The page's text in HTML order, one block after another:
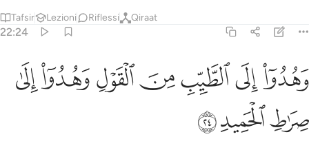
Tafsir Lezioni Riflessi Qiraat
22:24
وهدوا الى الطيب من القول وهدوا الى صراط الحميد ٢٤
وَهُدُوٓا۟ إِلَى ٱلطَّيِّبِ مِنَ ٱلْقَوْلِ وَهُدُوٓا۟ إِلَىٰ صِرَٰطِ ٱلْحَمِيدِ ٢٤
ﱁﱂﱃﱄﱅﱆﱇ
ﱈﱉﱊ